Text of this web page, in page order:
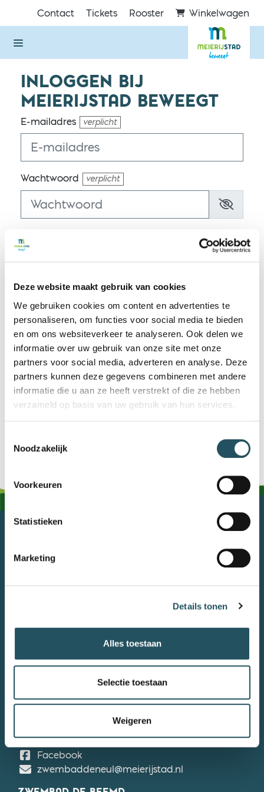
Deze website maakt gebruik van cookies
We gebruiken cookies om content en advertenties te
personaliseren, om functies voor social media te bieden
en om ons websiteverkeer te analyseren. Ook delen we
informatie over uw gebruik van onze site met onze
partners voor social media, adverteren en analyse. Deze
partners kunnen deze gegevens combineren met andere
informatie die u aan ze heeft verstrekt of die ze hebben
verzameld op basis van uw gebruik van hun services.
Noodzakelijk
Voorkeuren
Statistieken
Marketing
Details tonen
Alles toestaan
Selectie toestaan
Weigeren
Direct naar de inhoud van de pagina
Contact Tickets Rooster Winkelwagen
INLOGGEN BIJ
MEIERIJSTAD BEWEEGT
E-mailadres verplicht
Wachtwoord verplicht
Inloggen
Wachtwoord vergeten?
NOG GEEN
ACCOUNT?
Registreer >
0413 381090
ZWEMBAD DE MOLEN HEY
FacebookDe Molen Hey
zwembaddemolenhey@meierijstad.nl
ZWEMBAD DE NEUL
FacebookDe Neul
zwembaddeneul@meierijstad.nl